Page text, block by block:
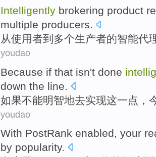
Intelligently brokering product
multiple producers.
从使用者到 多个生产者的智能代
youdao
Because if that isn't done
down the line.
如果不能明智地去实现这一点，
youdao
With PostRank enabled, your
by popularity.